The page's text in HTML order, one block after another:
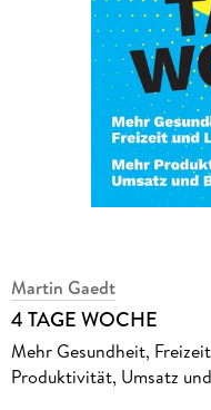
Martin Gaedt
4 TAGE WOCHE
Mehr Gesundheit,
Produktivität, Umsatz